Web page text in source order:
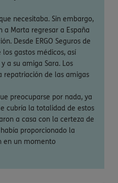
necesitaba. Sin embargo,
a Marta regresar a España
Desde ERGO Seguros de
gastos médicos, así
a su amiga Sara. Los
de las amigas
preocuparse por nada, ya
cubría la totalidad de estos
a casa con la certeza de
proporcionado la
en un momento